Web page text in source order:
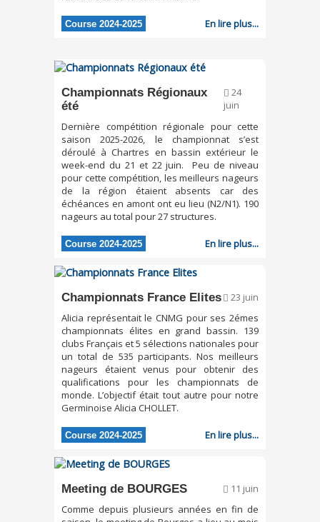
Course 2024-2025 En lire plus...
Championnats Régionaux
été
24
juin
Dernière compétition régionale pour cette
saison 2025-2026, le championnat s’est
déroulé à Chartres en bassin extérieur le
week-end du 21 et 22 juin. Peu de niveau
pour cette compétition, les meilleurs nageurs
de la région étaient absents car des
échéances en amont ont eu lieu (N2/N1). 190
nageurs au total pour 27 structures.
Course 2024-2025 En lire plus...
Championnats France Elites
23 juin
Alicia représentait le CNMG pour ses 2émes
championnats élites en grand bassin. 139
clubs Français et 5 sélections nationales pour
un total de 535 participants. Nos meilleurs
nageurs étaient venus pour obtenir des
qualifications pour les championnats de
monde. L’objectif était tout autre pour notre
Germinoise Alicia CHOLLET.
Course 2024-2025 En lire plus...
Meeting de BOURGES
11 juin
Comme depuis plusieurs années en fin de